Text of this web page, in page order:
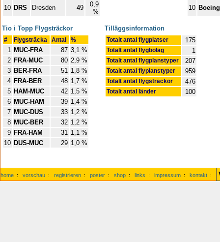
10 DRS Dresden 49
0,9
%
10
Tio i Topp Flygsträckor
# Flygsträcka Antal %
1 MUC-FRA 87 3,1 %
2 FRA-MUC 80 2,9 %
3 BER-FRA 51 1,8 %
4 FRA-BER 48 1,7 %
5 HAM-MUC 42 1,5 %
6 MUC-HAM 39 1,4 %
7 MUC-DUS 33 1,2 %
8 MUC-BER 32 1,2 %
9 FRA-HAM 31 1,1 %
10 DUS-MUC 29 1,0 %
Tilläggsinformation
Totalt antal flygplatser 175
Totalt antal flygbolag 1
Totalt antal flygplanstyper 207
Totalt antal flyplanstyper 959
Totalt antal flygsträckor 476
Totalt antal länder 100
home : vorschau : registrieren : poster : shop : links : impressum : kontakt :